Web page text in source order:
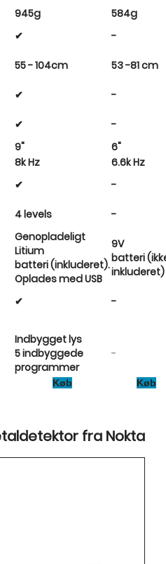
945g
584g
✔
-
55 - 104cm
53 -81 cm
✔
-
✔
-
9"
6"
8k Hz
6.6k Hz
✔
-
4 levels -
Genopladeligt
Litium
batteri (inkluderet).
Oplades med USB
9V
batteri
inkluderet)
✔
-
Indbygget lys
5 indbyggede
programmer
-
Køb Køb
fra Nokta